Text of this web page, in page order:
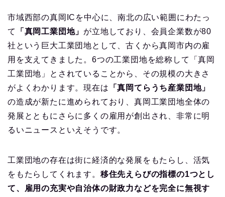
市域西部の真岡ICを中心に、南北の広い範囲にわたっ
て
「真岡工業団地」 が立地しており、会員企業数が80
社という巨大工業団地として、古くから真岡市内の雇
用を支えてきました。6つの工業団地を総称して「真岡
工業団地」とされていることから、その規模の大きさ
がよくわかります。現在は 「真岡てらうち産業団地」
の造成が新たに進められており、真岡工業団地全体の
発展とともにさらに多くの雇用が創出され、非常に明
るいニュースといえそうです。
工業団地の存在は街に経済的な発展をもたらし、活気
をもたらしてくれます。 移住先えらびの指標の1つとし
て、雇用の充実や自治体の財政力などを完全に無視す